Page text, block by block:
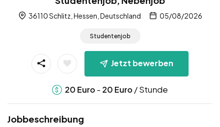
36110 Schlitz, Hessen, Deutschland 05/08/2026
Studentenjob
Jetzt bewerben
20 Euro - 20 Euro / Stunde
Jobbeschreibung